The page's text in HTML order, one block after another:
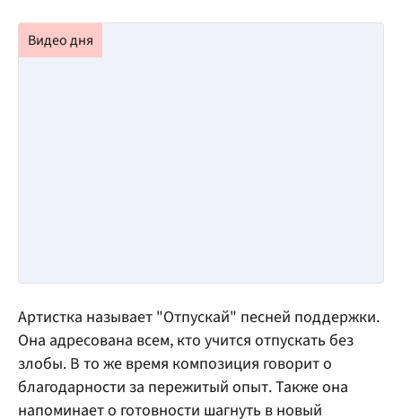
Артистка называет "Отпускай" песней поддержки.
Она адресована всем, кто учится отпускать без
злобы. В то же время композиция говорит о
благодарности за пережитый опыт. Также она
напоминает о готовности шагнуть в новый